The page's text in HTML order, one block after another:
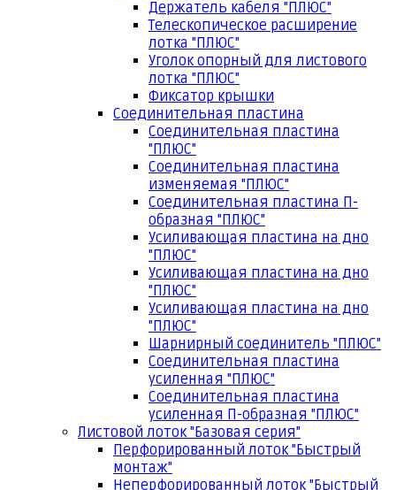
Держатель кабеля "ПЛЮС"
Телескопическое расширение
лотка "ПЛЮС"
Уголок опорный для листового
лотка "ПЛЮС"
Фиксатор крышки
Соединительная пластина
Соединительная пластина
"ПЛЮС"
Соединительная пластина
изменяемая "ПЛЮС"
Соединительная пластина П-
образная "ПЛЮС"
Усиливающая пластина на дно
"ПЛЮС"
Усиливающая пластина на дно
"ПЛЮС"
Усиливающая пластина на дно
"ПЛЮС"
Шарнирный соединитель "ПЛЮС"
Соединительная пластина
усиленная "ПЛЮС"
Соединительная пластина
усиленная П-образная "ПЛЮС"
Листовой лоток "Базовая серия"
Перфорированный лоток "Быстрый
монтаж"
Неперфорированный лоток "Быстрый